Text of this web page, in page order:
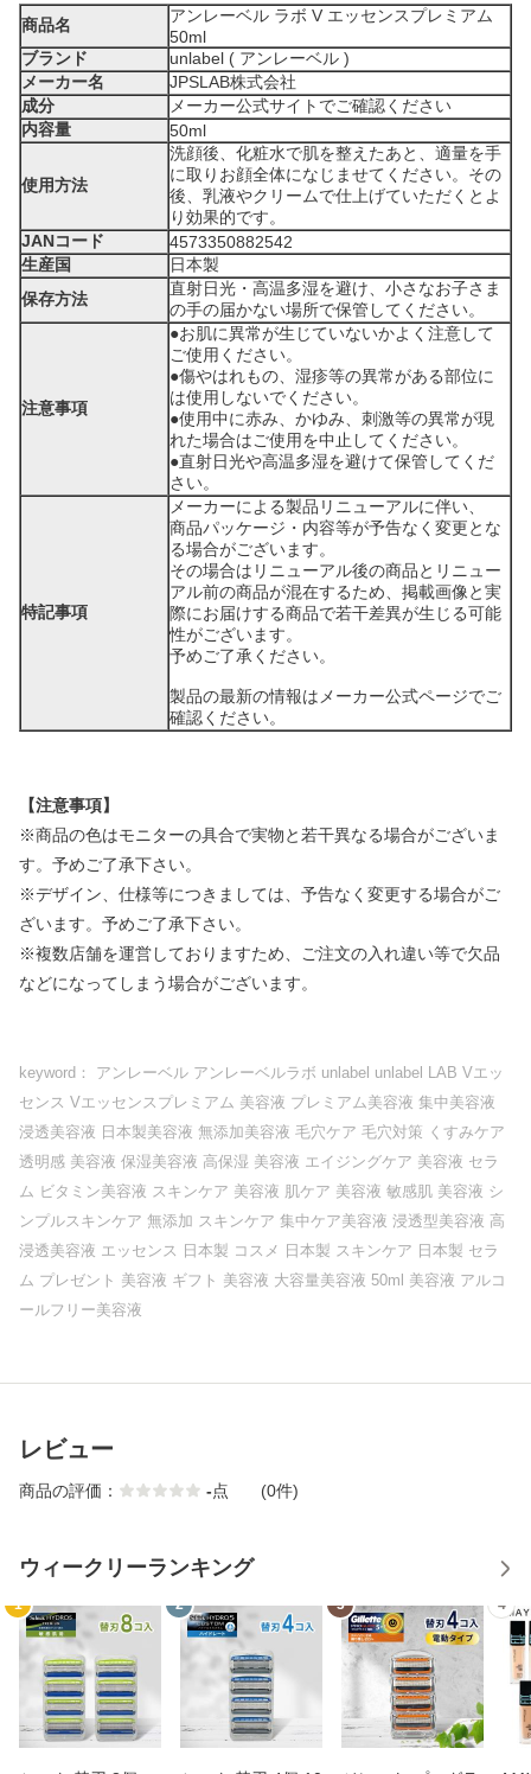
商品名
アンレーベル ラボ V エッセンスプレミアム
50ml
ブランド
unlabel ( アンレーベル )
メーカー名
JPSLAB株式会社
成分
メーカー公式サイトでご確認ください
内容量
50ml
使用方法
洗顔後、化粧水で肌を整えたあと、適量を手
に取りお顔全体になじませてください。その
後、乳液やクリームで仕上げていただくとよ
り効果的です。
JANコード
4573350882542
生産国
日本製
保存方法
直射日光・高温多湿を避け、小さなお子さま
の手の届かない場所で保管してください。
注意事項
●お肌に異常が生じていないかよく注意して
ご使用ください。
●傷やはれもの、湿疹等の異常がある部位に
は使用しないでください。
●使用中に赤み、かゆみ、刺激等の異常が現
れた場合はご使用を中止してください。
●直射日光や高温多湿を避けて保管してくだ
さい。
特記事項
メーカーによる製品リニューアルに伴い、
商品パッケージ・内容等が予告なく変更とな
る場合がございます。
その場合はリニューアル後の商品とリニュー
アル前の商品が混在するため、掲載画像と実
際にお届けする商品で若干差異が生じる可能
性がございます。
予めご了承ください。
製品の最新の情報はメーカー公式ページでご
確認ください。
【注意事項】
※商品の色はモニターの具合で実物と若干異なる場合がございま
す。予めご了承下さい。
※デザイン、仕様等につきましては、予告なく変更する場合がご
ざいます。予めご了承下さい。
※複数店舗を運営しておりますため、ご注文の入れ違い等で欠品
などになってしまう場合がございます。
keyword： アンレーベル アンレーベルラボ unlabel unlabel LAB Vエッ
センス Vエッセンスプレミアム 美容液 プレミアム美容液 集中美容液
浸透美容液 日本製美容液 無添加美容液 毛穴ケア 毛穴対策 くすみケア
透明感 美容液 保湿美容液 高保湿 美容液 エイジングケア 美容液 セラ
ム ビタミン美容液 スキンケア 美容液 肌ケア 美容液 敏感肌 美容液 シ
ンプルスキンケア 無添加 スキンケア 集中ケア美容液 浸透型美容液 高
浸透美容液 エッセンス 日本製 コスメ 日本製 スキンケア 日本製 セラ
ム プレゼント 美容液 ギフト 美容液 大容量美容液 50ml 美容液 アルコ
ールフリー美容液
レビュー
商品の評価： -点 (0件)
ウィークリーランキング
1 2 3 4